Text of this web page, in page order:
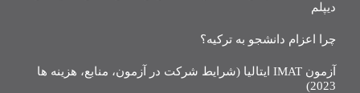
دیپلم
چرا اعزام دانشجو به ترکیه؟
آزمون IMAT ایتالیا (شرایط شرکت در آزمون، منابع، هزینه ها
2023)